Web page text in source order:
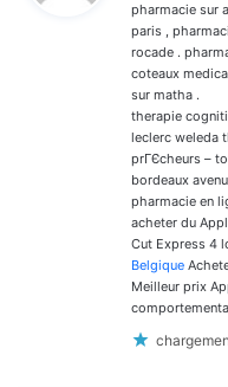
pharmacie sur
paris ,
rocade .
coteaux
sur matha .
therapie
leclerc weleda
prГЄcheurs –
bordeaux
pharmacie en
acheter du
Cut Express 4
Belgique
Meilleur prix